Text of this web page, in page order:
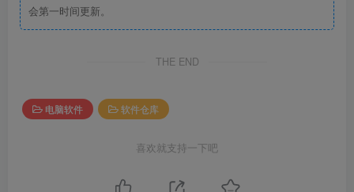
会第一时间更新。
THE END
电脑软件 软件仓库
喜欢就支持一下吧